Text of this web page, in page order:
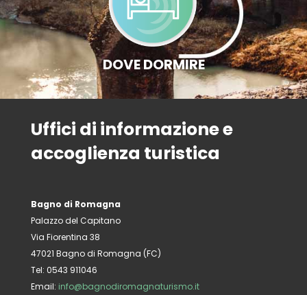
DOVE DORMIRE
Uffici di informazione e
accoglienza turistica
Bagno di Romagna
Palazzo del Capitano
Via Fiorentina 38
47021 Bagno di Romagna (FC)
Tel: 0543 911046
Email: info@bagnodiromagnaturismo.it